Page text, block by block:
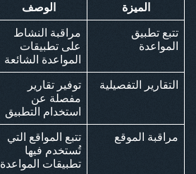
الميزة الوصف
تتبع تطبيق
المواعدة
مراقبة النشاط
على تطبيقات
المواعدة الشائعة
التقارير التفصيلية
توفير تقارير
مفصلة عن
استخدام التطبيق
مراقبة الموقع
تتبع المواقع التي
تُستخدم فيها
تطبيقات المواعدة